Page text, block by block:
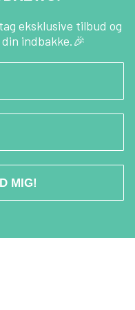
e
eksklusive tilbud og
indbakke.🎉
MIG!